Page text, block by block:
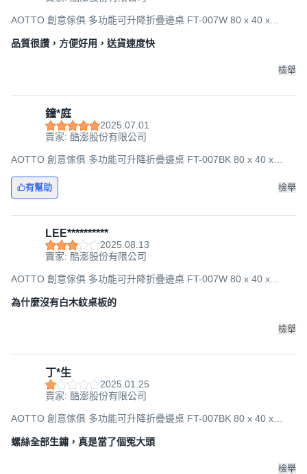
AOTTO 創意傢俱 多功能可升降折疊邊桌 FT-007W 80 x 40 x
品質很讚，方便好用，送貨速度快
檢舉
鐘*庭
2025.07.01
賣家: 酷澎股份有限公司
AOTTO 創意傢俱 多功能可升降折疊邊桌 FT-007BK 80 x 40 x
有幫助 檢舉
LEE**********
2025.08.13
賣家: 酷澎股份有限公司
AOTTO 創意傢俱 多功能可升降折疊邊桌 FT-007W 80 x 40 x
為什麼沒有白木紋桌板的
檢舉
丁*生
2025.01.25
賣家: 酷澎股份有限公司
AOTTO 創意傢俱 多功能可升降折疊邊桌 FT-007BK 80 x 40 x
螺絲全部生鏽，真是當了個冤大頭
檢舉